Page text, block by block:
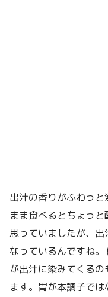
出汁の香りがふわっ
まま食べるとちょっ
思っていましたが、
なっているんですね
が出汁に染みてくる
ます。胃が本調子で